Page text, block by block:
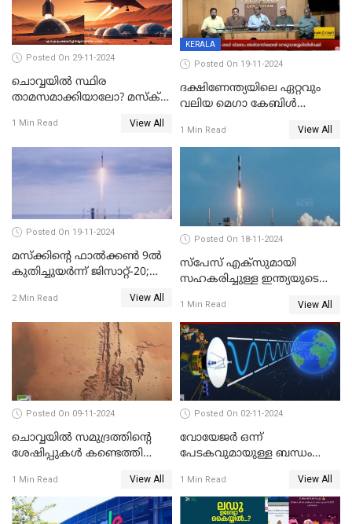
Posted On 29-11-2024
ചൊവ്വയിൽ സ്ഥിര
താമസമാക്കിയാലോ? മസ്ക്
1 Min Read View All
KERALA
Posted On 19-11-2024
ദക്ഷിണേന്ത്യയിലെ ഏറ്റവും
വലിയ മെഗാ കേബിള്‍
ഈ മാസം 21ന് കൊച്ചിയിൽ
ആരംഭിക്കും
1 Min Read View All
Posted On 19-11-2024
മസ്‌ക്കിന്റെ ഫാല്‍ക്കണ്‍ 9ൽ
കുതിച്ചുയർന്ന് ജിസാറ്റ്-20;
2 Min Read View All
Posted On 18-11-2024
സ്‌പേസ് എക്‌സുമായി
സഹകരിച്ചുള്ള ഇന്ത്യയുടെ
നാളെ
1 Min Read View All
Posted On 09-11-2024
ചൊവ്വയില്‍ സമുദ്രത്തിന്റെ
ശേഷിപ്പുകള്‍ കണ്ടെത്തി
1 Min Read View All
Posted On 02-11-2024
വോയേജര്‍ ഒന്ന്
പേടകവുമായുള്ള ബന്ധം
1 Min Read View All